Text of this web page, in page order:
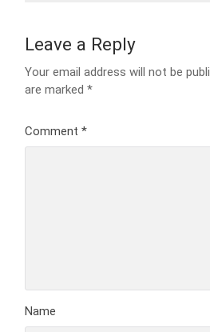
Leave a Reply
Your email address will not be
are marked*
Comment*
Name